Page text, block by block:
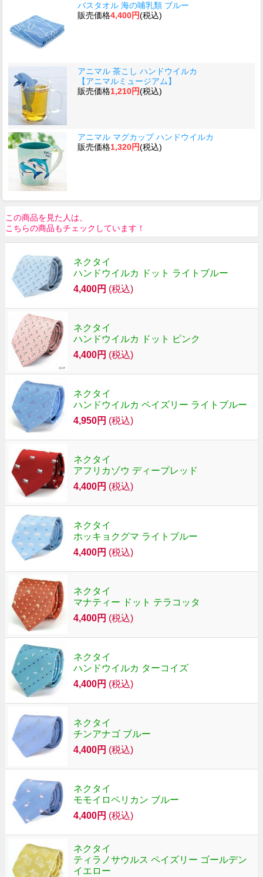
バスタオル 海の哺乳類 ブルー
販売価格4,400円(税込)
アニマル 茶こし ハンドウイルカ
【アニマルミュージアム】
販売価格1,210円(税込)
アニマル マグカップ ハンドウイルカ
販売価格1,320円(税込)
この商品を見た人は、
こちらの商品もチェックしています！
ネクタイ
ハンドウイルカ ドット ライトブルー
4,400円 (税込)
ネクタイ
ハンドウイルカ ドット ピンク
4,400円 (税込)
ネクタイ
ハンドウイルカ ペイズリー ライトブルー
4,950円 (税込)
ネクタイ
アフリカゾウ ディープレッド
4,400円 (税込)
ネクタイ
ホッキョクグマ ライトブルー
4,400円 (税込)
ネクタイ
マナティー ドット テラコッタ
4,400円 (税込)
ネクタイ
ハンドウイルカ ターコイズ
4,400円 (税込)
ネクタイ
チンアナゴ ブルー
4,400円 (税込)
ネクタイ
モモイロペリカン ブルー
4,400円 (税込)
ネクタイ
ティラノサウルス ペイズリー ゴールデン
イエロー